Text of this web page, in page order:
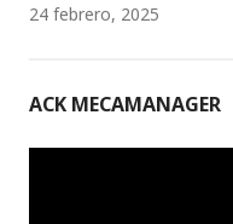
24 febrero, 2025
ACK MECAMANAGER